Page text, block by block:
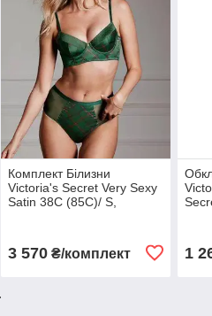
Комплект Білизни
Victoria's Secret Very Sexy
Satin 38С (85C)/ S,
3 570₴/комплект 1